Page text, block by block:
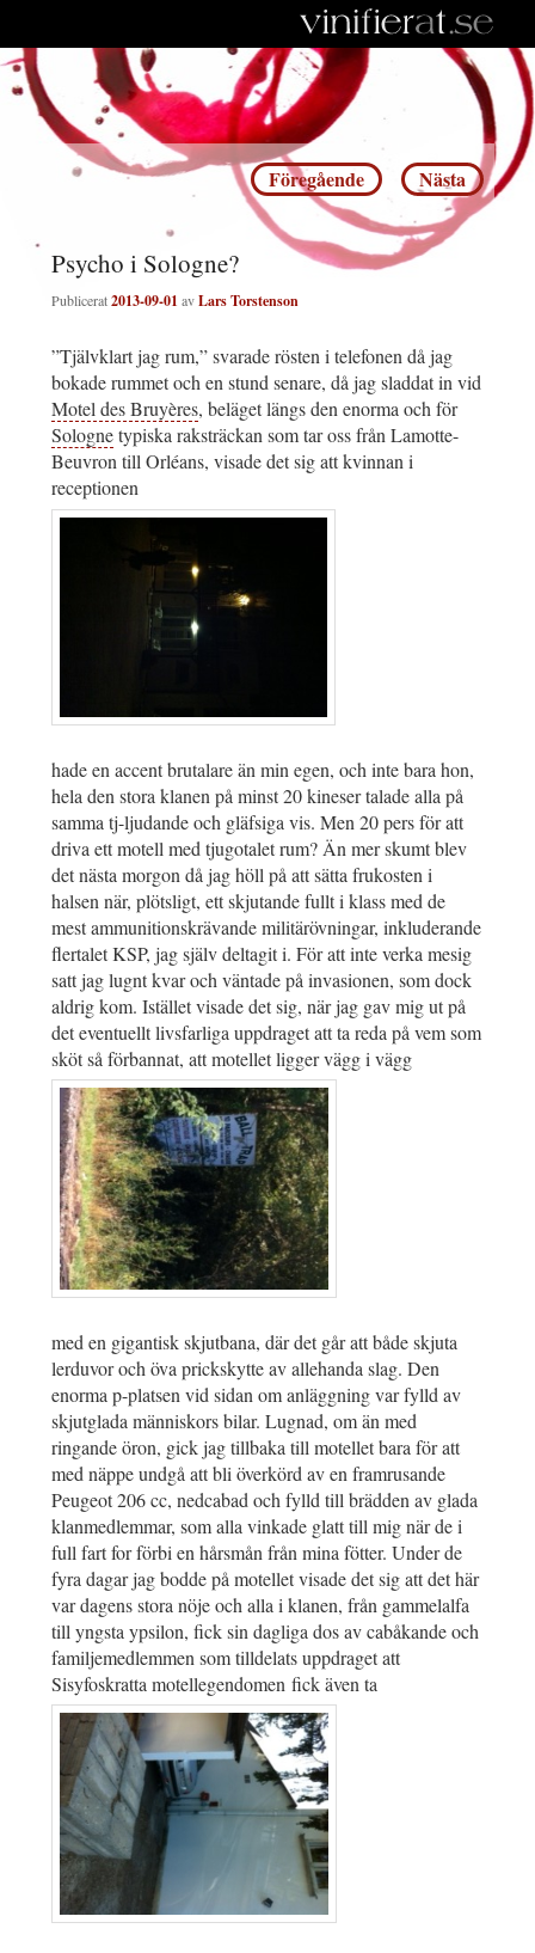
Inläggsnavigering
Föregående Nästa
Psycho i Sologne?
Publicerat2013-09-01 avLars Torstenson
”Tjälvklart jag rum,” svarade rösten i telefonen då jag
bokade rummet och en stund senare, då jag sladdat in vid
Motel des Bruyères, beläget längs den enorma och för
Solognetypiska raksträckan som tar oss från Lamotte-
Beuvron till Orléans, visade det sig att kvinnan i
receptionen
hade en accent brutalare än min egen, och inte bara hon,
hela den stora klanen på minst 20 kineser talade alla på
samma tj-ljudande och gläfsiga vis. Men 20 pers för att
driva ett motell med tjugotalet rum? Än mer skumt blev
det nästa morgon då jag höll på att sätta frukosten i
halsen när, plötsligt, ett skjutande fullt i klass med de
mest ammunitionskrävande militärövningar, inkluderande
flertalet KSP, jag själv deltagit i. För att inte verka mesig
satt jag lugnt kvar och väntade på invasionen, som dock
aldrig kom. Istället visade det sig, när jag gav mig ut på
det eventuellt livsfarliga uppdraget att ta reda på vem som
sköt så förbannat, att motellet ligger vägg i vägg
med en gigantisk skjutbana, där det går att både skjuta
lerduvor och öva prickskytte av allehanda slag. Den
enorma p-platsen vid sidan om anläggning var fylld av
skjutglada människors bilar. Lugnad, om än med
ringande öron, gick jag tillbaka till motellet bara för att
med näppe undgå att bli överkörd av en framrusande
Peugeot 206 cc, nedcabad och fylld till brädden av glada
klanmedlemmar, som alla vinkade glatt till mig när de i
full fart for förbi en hårsmån från mina fötter. Under de
fyra dagar jag bodde på motellet visade det sig att det här
var dagens stora nöje och alla i klanen, från gammelalfa
till yngsta ypsilon, fick sin dagliga dos av cabåkande och
familjemedlemmen som tilldelats uppdraget att
Sisyfoskratta motellegendomen fick även ta